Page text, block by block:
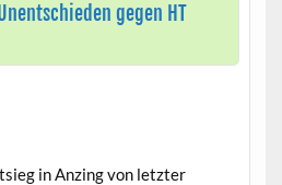
gegen HT
in Anzing von letzter